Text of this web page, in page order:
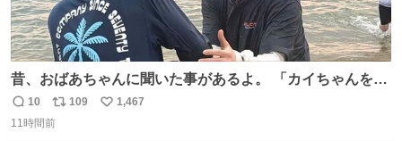
昔、おばあちゃんに聞いた事があるよ。 「カイちゃんをい
じめると、アイツが海から上がって来るぞ。」って。
返
信
10
リ
ポ
109
い
1,467
11時間前